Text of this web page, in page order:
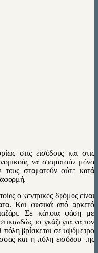
στις εισόδους και στις
να σταματούν μόνο
τους σταματούν ούτε κατά
αφορμή.
ο κεντρικός δρόμος είναι
Και φυσικά από αρκετό
Σε κάποια φάση με
το γκάζι για να τον
πόλη βρίσκεται σε υψόμετρο
και η πύλη εισόδου της